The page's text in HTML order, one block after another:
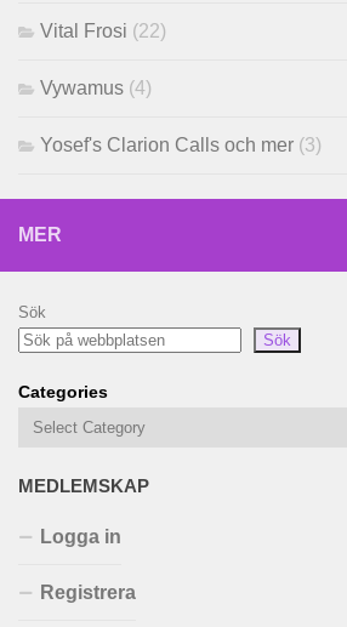
Vital Frosi (22)
Vywamus (4)
Yosef's Clarion Calls och mer (3)
MER
Sök
Sök
Categories
MEDLEMSKAP
Logga in
Registrera